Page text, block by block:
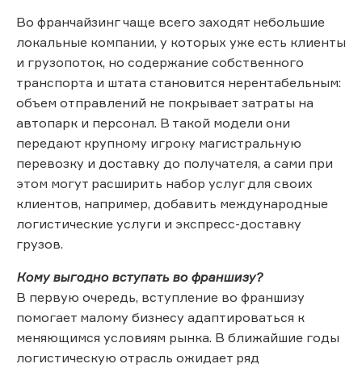
Во франчайзинг чаще всего заходят небольшие
локальные компании, у которых уже есть клиенты
и грузопоток, но содержание собственного
транспорта и штата становится нерентабельным:
объем отправлений не покрывает затраты на
автопарк и персонал. В такой модели они
передают крупному игроку магистральную
перевозку и доставку до получателя, а сами при
этом могут расширить набор услуг для своих
клиентов, например, добавить международные
логистические услуги и экспресс-доставку
грузов.
Кому выгодно вступать во франшизу?
В первую очередь, вступление во франшизу
помогает малому бизнесу адаптироваться к
меняющимся условиям рынка. В ближайшие годы
логистическую отрасль ожидает ряд